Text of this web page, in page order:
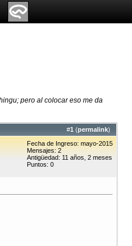
pero al colocar eso me da
#1 (permalink)
Fecha de Ingreso: mayo-2015
Mensajes: 2
Antigüedad: 11 años, 2 meses
Puntos: 0